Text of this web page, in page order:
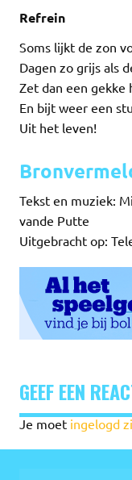
Refrein
Soms lijkt de zon
Dagen zo grijs als
Zet dan een gekke
En bijt weer een
Uit het leven!
Tekst en muziek:
vande Putte
Uitgebracht op:
GEEF EEN
Je moet ingelogd